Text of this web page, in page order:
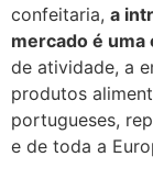
confeitaria, a
mercado é uma
de atividade, a
produtos
portugueses,
e de toda a